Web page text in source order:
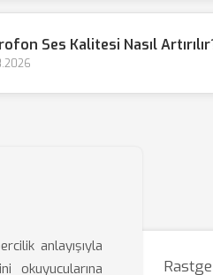
Ses Kalitesi Nasıl
anlayışıyla
okuyucularına